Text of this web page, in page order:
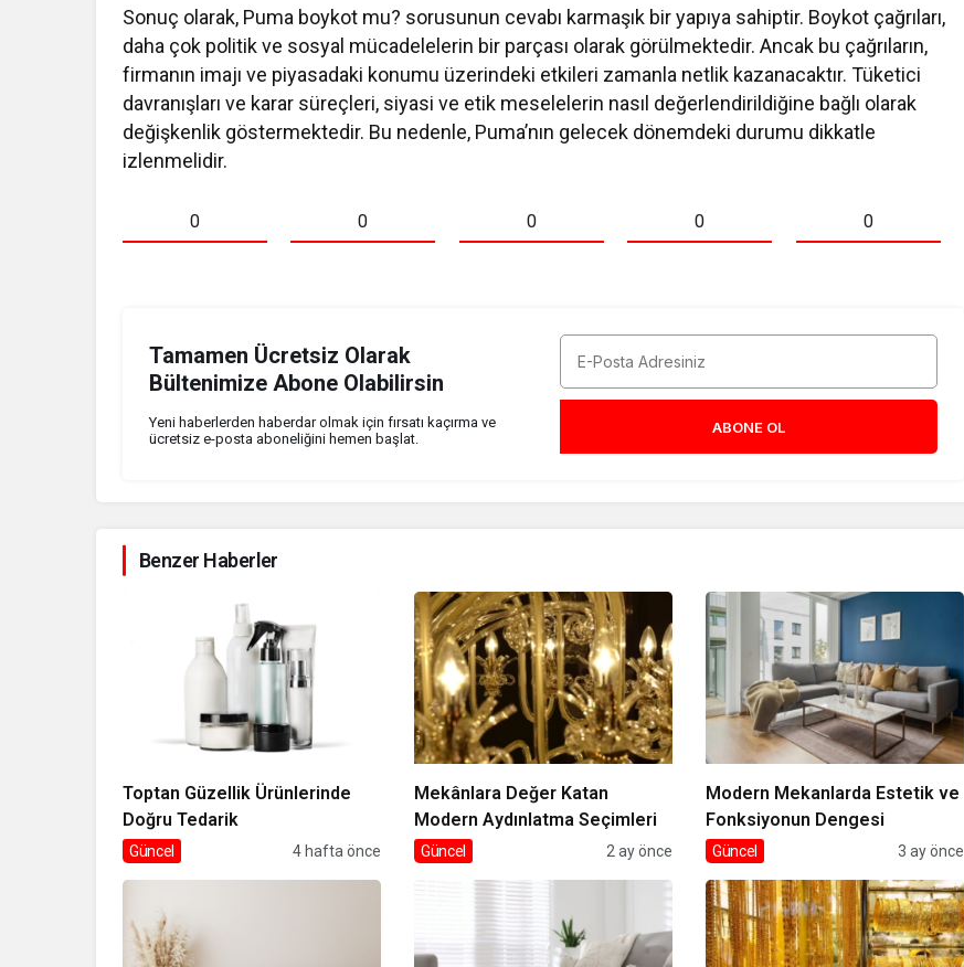
Sonuç olarak, Puma boykot mu? sorusunun cevabı karmaşık bir yapıya sahiptir. Boykot çağrıları,
daha çok politik ve sosyal mücadelelerin bir parçası olarak görülmektedir. Ancak bu çağrıların,
firmanın imajı ve piyasadaki konumu üzerindeki etkileri zamanla netlik kazanacaktır. Tüketici
davranışları ve karar süreçleri, siyasi ve etik meselelerin nasıl değerlendirildiğine bağlı olarak
değişkenlik göstermektedir. Bu nedenle, Puma’nın gelecek dönemdeki durumu dikkatle
izlenmelidir.
0 0 0 0 0
Tamamen Ücretsiz Olarak
Bültenimize Abone Olabilirsin
Yeni haberlerden haberdar olmak için fırsatı kaçırma ve
ücretsiz e-posta aboneliğini hemen başlat.
ABONE OL
Benzer Haberler
Toptan Güzellik Ürünlerinde
Doğru Tedarik
Güncel 4 hafta önce
Mekânlara Değer Katan
Modern Aydınlatma Seçimleri
Güncel 2 ay önce
Modern Mekanlarda Estetik ve
Fonksiyonun Dengesi
Güncel 3 ay önce